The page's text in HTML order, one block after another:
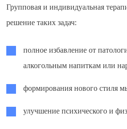
Групповая и индивидуальная
решение таких задач:
полное избавление от
алкогольным напиткам или
формирования нового стиля
улучшение психического и